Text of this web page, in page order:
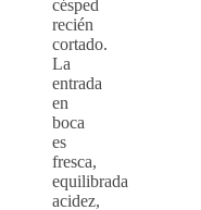
césped
recién
cortado.
La
entrada
en
boca
es
fresca,
equilibrada
acidez,